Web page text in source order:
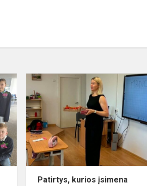
Menų
studija
„Fantazija“
kuria
ir
fantazuoja...
Patirtys, kurios įsimena